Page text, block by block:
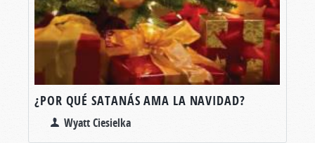
¿POR QUÉ SATANÁS AMA LA NAVIDAD?
Wyatt Ciesielka